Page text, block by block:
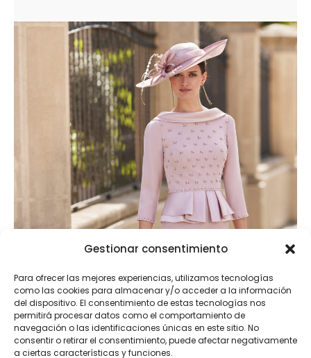
Gestionar consentimiento
Para ofrecer las mejores experiencias, utilizamos tecnologías
como las cookies para almacenar y/o acceder a la información
del dispositivo. El consentimiento de estas tecnologías nos
permitirá procesar datos como el comportamiento de
navegación o las identificaciones únicas en este sitio. No
consentir o retirar el consentimiento, puede afectar negativamente
a ciertas características y funciones.